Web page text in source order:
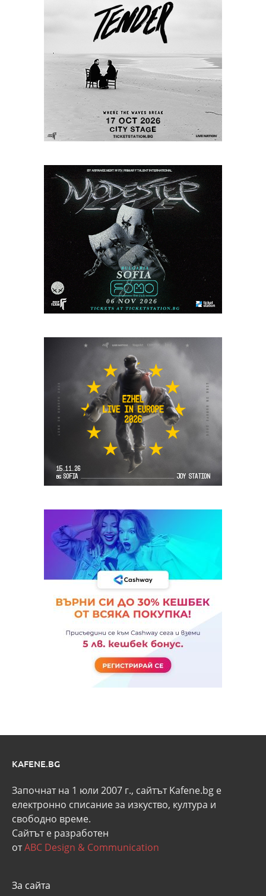
KAFENE.BG
Започнат на 1 юли 2007 г., сайтът Kafene.bg e
eлектронно списание за изкуство, култура и
свободно време.
Сайтът е разработен
отABC Design & Communication
За сайта